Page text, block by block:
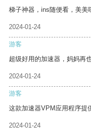
梯子神器，ins随便看，美美
2024-01-24
游客
超级好用的加速器，妈妈再
2024-01-24
游客
这款加速器VPM应用程序提
2024-01-24